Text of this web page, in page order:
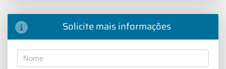
Solicite mais informações